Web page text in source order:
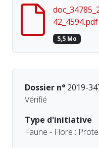
42_4594.pdf
5,5 Mo
Dossier n° 2019-
Vérifié
Type d'initiative
Faune - Flore :